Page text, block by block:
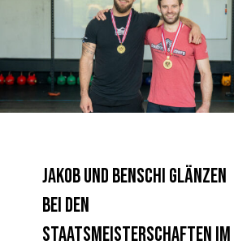
Jakob und Benschi glänzen
bei den
Staatsmeisterschaften im